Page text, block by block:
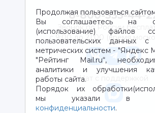
Продолжая пользоваться
Вы соглашаетесь на
(использование) файлов
пользовательских данных
метрических систем - "Яндекс
"Рейтинг Mail.ru“,
аналитики и улучшения
работы сайта.
Порядок их
мы указали в
конфиденциальности.
8-800-333-44-
Звонок по России
с 9:00 до 21:00 (время
Чат с поддержкой